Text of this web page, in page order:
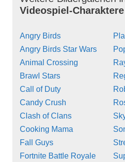
Videospiel-Charaktere
Angry Birds
Angry Birds Star Wars
Animal Crossing
Brawl Stars
Call of Duty
Candy Crush
Clash of Clans
Cooking Mama
Fall Guys
Fortnite Battle Royale